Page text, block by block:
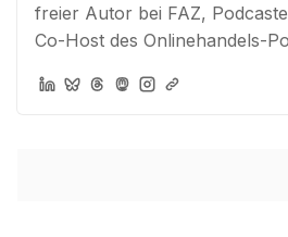
freier Autor bei FAZ,
Co-Host des Onlinehandels-